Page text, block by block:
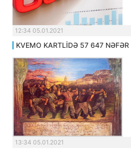
12:34 05.01.2021
KVEMO KARTLİDƏ 57 647 NƏFƏR
13:34 05.01.2021